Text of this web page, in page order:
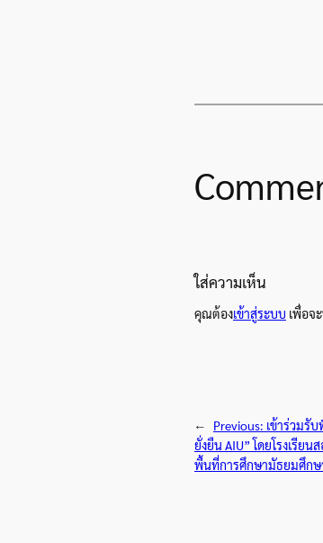
ใส่ความเห็น
คุณต้องเข้าสู่ระบบ เพื่อจ
← Previous: เข้าร่วมรั
ยั่งยืน AIU” โดยโรงเรีย
พื้นที่การศึกษามัธยมศึกษ